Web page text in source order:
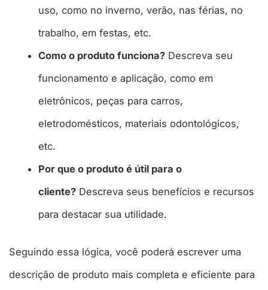
uso, como no inverno, verão, nas férias, no
trabalho, em festas, etc.
Como o produto funciona? Descreva seu
funcionamento e aplicação, como em
eletrônicos, peças para carros,
eletrodomésticos, materiais odontológicos,
etc.
Por que o produto é útil para o
cliente? Descreva seus benefícios e recursos
para destacar sua utilidade.
Seguindo essa lógica, você poderá escrever uma
descrição de produto mais completa e eficiente para